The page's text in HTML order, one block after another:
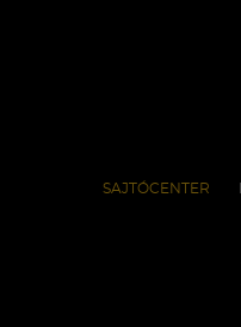
SAJTÓCENTER